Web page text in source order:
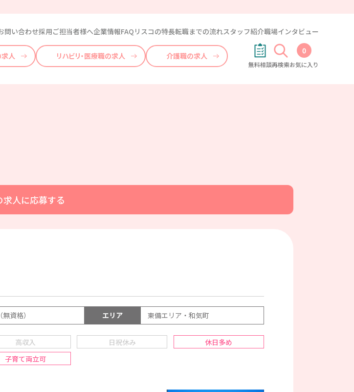
無料相談再検索
0
お気に入り
問い合わせ採用ご担当者様へ企業情報FAQ リスコの特長転職までの流れスタッフ紹介職場インタビュー
人 リハビリ・医療職の求人 介護職の求人
求人に応募する
資格） エリア 東備エリア・和気町
高収入 日祝休み
休日多め
子育て両立可